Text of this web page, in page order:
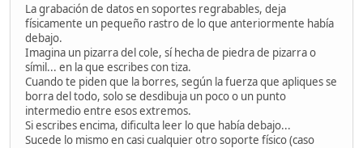
La grabación de datos en soportes regrabables, deja
físicamente un pequeño rastro de lo que anteriormente había
debajo.
Imagina un pizarra del cole, sí hecha de piedra de pizarra o
símil... en la que escribes con tiza.
Cuando te piden que la borres, según la fuerza que apliques se
borra del todo, solo se desdibuja un poco o un punto
intermedio entre esos extremos.
Si escribes encima, dificulta leer lo que había debajo...
Sucede lo mismo en casi cualquier otro soporte físico (caso